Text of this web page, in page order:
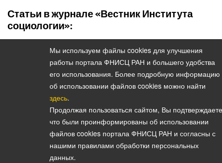
Статьи в журнале «Вестник Института
социологии»:
Черныш М. Ф.,,
О Владимире Васильевиче Петухове:
личные воспоминания (2022. Том 13. № 26)
Политика конфиденциальности персональных данных
© 2026, Вестник Института социологии
vestnik@isras.ru
Мы используем файлы cookies для улучшения
работы портала ФНИСЦ РАН и большего удобства
его использования. Более подробную информацию
об использовании файлов cookies можно найти
здесь.
Продолжая пользоваться сайтом, Вы
что были проинформированы об использовании
файлов cookies портала ФНИСЦ РАН и согласны с
нашими правилами обработки персональных
данных.